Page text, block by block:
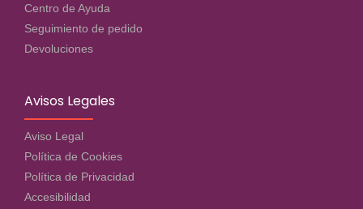
Centro de Ayuda
Seguimiento de pedido
Devoluciones
Avisos Legales
Aviso Legal
Política de Cookies
Política de Privacidad
Accesibilidad